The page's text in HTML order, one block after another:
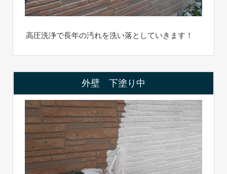
高圧洗浄で長年の汚れを洗い落としていきます！
外壁 下塗り中